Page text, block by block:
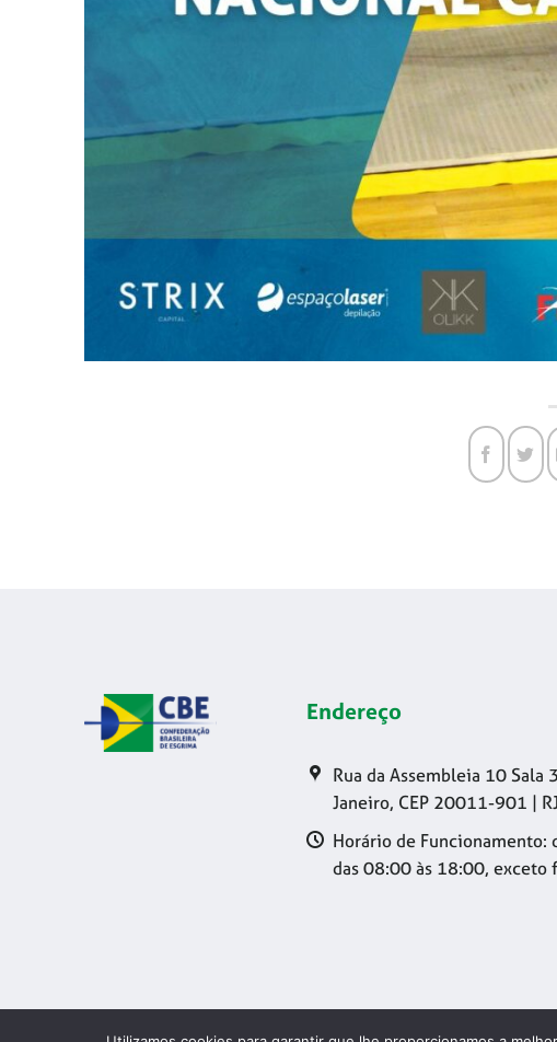
Endereço
Rua da Assembleia 10 Sala
Janeiro, CEP 20011-901 | RJ
Horário de Funcionamento:
das 08:00 às 18:00, exceto